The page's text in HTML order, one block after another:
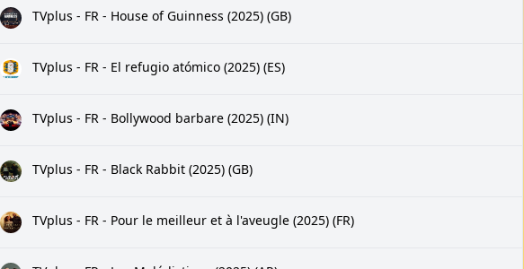
TVplus - FR - House of Guinness (2025) (GB)
TVplus - FR - El refugio atómico (2025) (ES)
TVplus - FR - Bollywood barbare (2025) (IN)
TVplus - FR - Black Rabbit (2025) (GB)
TVplus - FR - Pour le meilleur et à l'aveugle (2025) (FR)